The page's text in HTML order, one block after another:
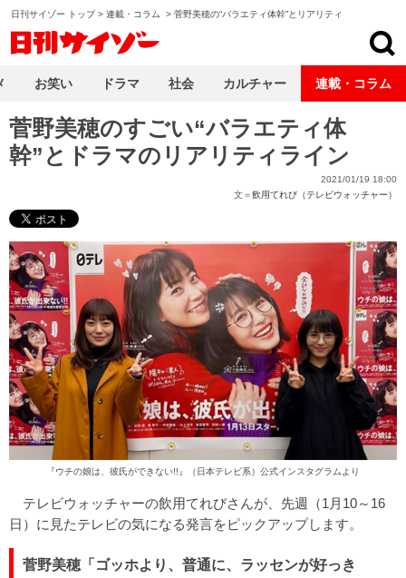
日刊サイゾー トップ> 連載・コラム > 菅野美穂の“バラエティ体幹”とリアリティ
菅野美穂のすごい“バラエティ体
幹”とドラマのリアリティライン
2021/01/19 18:00
文＝飲用てれび（テレビウォッチャー）
『ウチの娘は、彼氏ができない!!』（日本テレビ系）公式インスタグラム より
テレビウォッチャーの飲用てれびさんが、先週（1月10～16
日）に見たテレビの気になる発言をピックアップします。
菅野美穂「ゴッホより、普通に、ラッセンが好っき
お笑い ドラマ 社会 カルチャー 連載・コラム